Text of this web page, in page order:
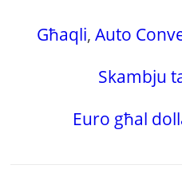
Għaqli, Auto
Skambju
Euro għal